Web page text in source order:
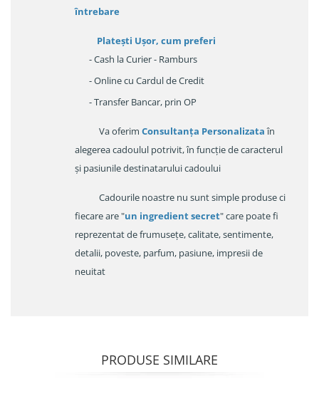
întrebare
Platești Ușor, cum preferi
- Cash la Curier - Ramburs
- Online cu Cardul de Credit
- Transfer Bancar, prin OP
Va oferim Consultanța Personalizataîn
alegerea cadoulul potrivit, în funcție de caracterul
și pasiunile destinatarului cadoului
Cadourile noastre nu sunt simple produse ci
fiecare are "un ingredient secret" care poate fi
reprezentat de frumusețe, calitate, sentimente,
detalii, poveste, parfum, pasiune, impresii de
neuitat
PRODUSE SIMILARE